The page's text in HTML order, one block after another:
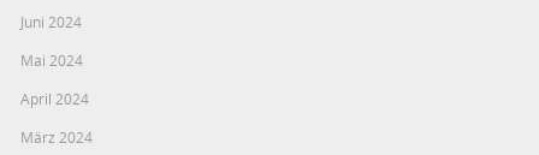
Juni 2024
Mai 2024
April 2024
März 2024